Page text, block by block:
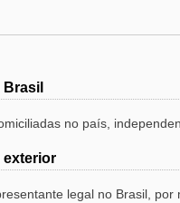
no país,
exterior
legal no Brasil,